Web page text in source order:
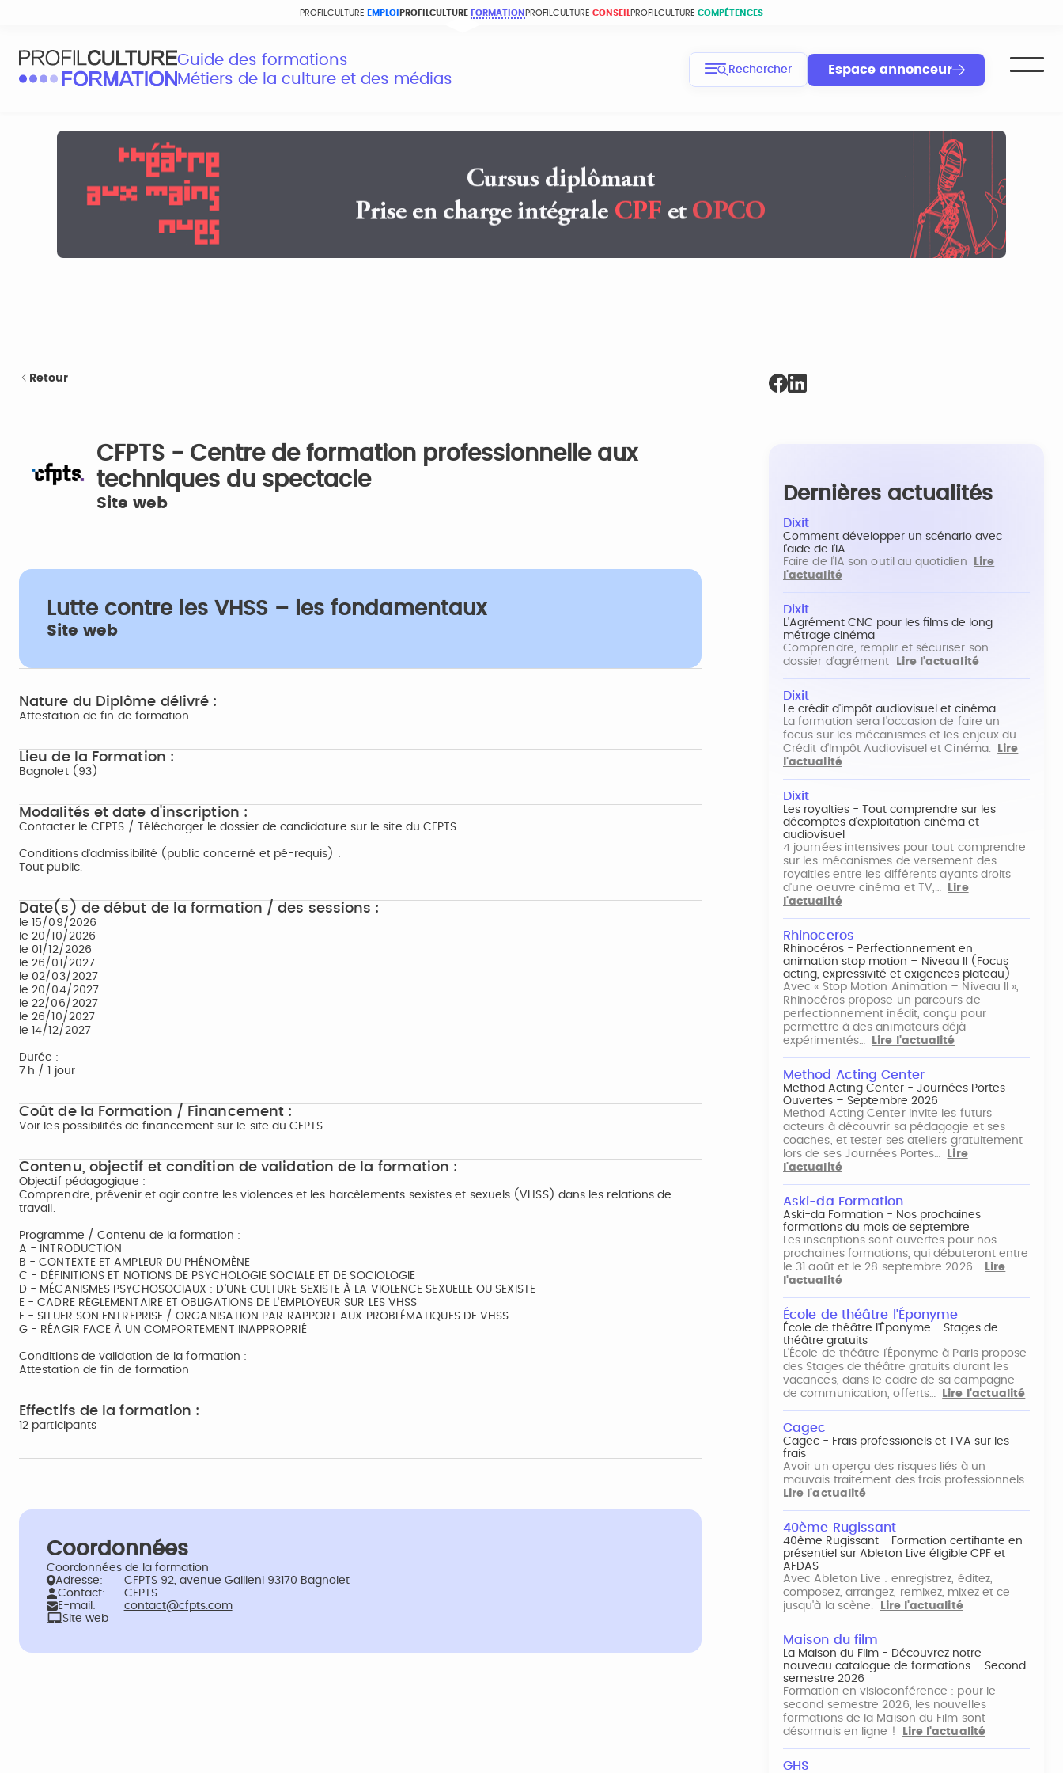
PROFILCULTURE EMPLOI PROFILCULTURE FORMATION PROFILCULTURE CONSEIL PROFILCULTURE COMPÉTENCES
Guide des formations
Métiers de la culture et des médias
Rechercher Espace annonceur
Retour
CFPTS - Centre de formation professionnelle aux
techniques du spectacle
Site web
Lutte contre les VHSS – les fondamentaux
Site web
Nature du Diplôme délivré :
Attestation de fin de formation
Lieu de la Formation :
Bagnolet (93)
Modalités et date d'inscription :
Contacter le CFPTS / Télécharger le dossier de candidature sur le site du CFPTS.
Conditions d'admissibilité (public concerné et pé-requis) :
Tout public.
Date(s) de début de la formation / des sessions :
le 15/09/2026
le 20/10/2026
le 01/12/2026
le 26/01/2027
le 02/03/2027
le 20/04/2027
le 22/06/2027
le 26/10/2027
le 14/12/2027
Durée :
7 h / 1 jour
Coût de la Formation / Financement :
Voir les possibilités de financement sur le site du CFPTS.
Contenu, objectif et condition de validation de la formation :
Objectif pédagogique :
Comprendre, prévenir et agir contre les violences et les harcèlements sexistes et sexuels (VHSS) dans les relations de
travail.
Programme / Contenu de la formation :
A - INTRODUCTION
B - CONTEXTE ET AMPLEUR DU PHÉNOMÈNE
C - DÉFINITIONS ET NOTIONS DE PSYCHOLOGIE SOCIALE ET DE SOCIOLOGIE
D - MÉCANISMES PSYCHOSOCIAUX : D'UNE CULTURE SEXISTE À LA VIOLENCE SEXUELLE OU SEXISTE
E - CADRE RÉGLEMENTAIRE ET OBLIGATIONS DE L'EMPLOYEUR SUR LES VHSS
F - SITUER SON ENTREPRISE / ORGANISATION PAR RAPPORT AUX PROBLÉMATIQUES DE VHSS
G - RÉAGIR FACE À UN COMPORTEMENT INAPPROPRIÉ
Conditions de validation de la formation :
Attestation de fin de formation
Effectifs de la formation :
12 participants
Coordonnées
Coordonnées de la formation
Adresse:
CFPTS 92, avenue Gallieni 93170 Bagnolet
Contact:
CFPTS
E-mail:
contact@cfpts.com
Site web
Dernières actualités
Dixit
Comment développer un scénario avec
l'aide de l'IA
Faire de l'IA son outil au quotidien
Lire
l'actualité
Dixit
L'Agrément CNC pour les films de long
métrage cinéma
Comprendre, remplir et sécuriser son
dossier d'agrément
Lire l'actualité
Dixit
Le crédit d'impôt audiovisuel et cinéma
La formation sera l'occasion de faire un
focus sur les mécanismes et les enjeux du
Crédit d'Impôt Audiovisuel et Cinéma.
Lire
l'actualité
Dixit
Les royalties - Tout comprendre sur les
décomptes d'exploitation cinéma et
audiovisuel
4 journées intensives pour tout comprendre
sur les mécanismes de versement des
royalties entre les différents ayants droits
d'une oeuvre cinéma et TV,…
Lire
l'actualité
Rhinoceros
Rhinocéros - Perfectionnement en
animation stop motion – Niveau II (Focus
acting, expressivité et exigences plateau)
Avec « Stop Motion Animation – Niveau II »,
Rhinocéros propose un parcours de
perfectionnement inédit, conçu pour
permettre à des animateurs déjà
expérimentés…
Lire l'actualité
Method Acting Center
Method Acting Center - Journées Portes
Ouvertes – Septembre 2026
Method Acting Center invite les futurs
acteurs à découvrir sa pédagogie et ses
coaches, et tester ses ateliers gratuitement
lors de ses Journées Portes…
Lire
l'actualité
Aski-da Formation
Aski-da Formation - Nos prochaines
formations du mois de septembre
Les inscriptions sont ouvertes pour nos
prochaines formations, qui débuteront entre
le 31 août et le 28 septembre 2026.
Lire
l'actualité
École de théâtre l'Éponyme
École de théâtre l'Éponyme - Stages de
théâtre gratuits
L'École de théâtre l'Éponyme à Paris propose
des Stages de théâtre gratuits durant les
vacances, dans le cadre de sa campagne
de communication, offerts…
Lire l'actualité
Cagec
Cagec - Frais professionels et TVA sur les
frais
Avoir un aperçu des risques liés à un
mauvais traitement des frais professionnels
Lire l'actualité
40ème Rugissant
40ème Rugissant - Formation certifiante en
présentiel sur Ableton Live éligible CPF et
AFDAS
Avec Ableton Live : enregistrez, éditez,
composez, arrangez, remixez, mixez et ce
jusqu'à la scène.
Lire l'actualité
Maison du film
La Maison du Film - Découvrez notre
nouveau catalogue de formations – Second
semestre 2026
Formation en visioconférence : pour le
second semestre 2026, les nouvelles
formations de la Maison du Film sont
désormais en ligne !
Lire l'actualité
GHS